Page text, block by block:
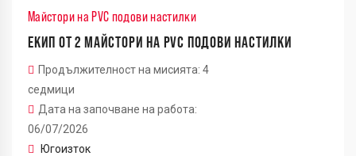
Майстори на PVC подови настилки
ЕКИП ОТ 2 МАЙСТОРИ НА PVC ПОДОВИ НАСТИЛКИ
Продължителност на мисията: 4
седмици
Дата на започване на работа:
06/07/2026
Югоизток